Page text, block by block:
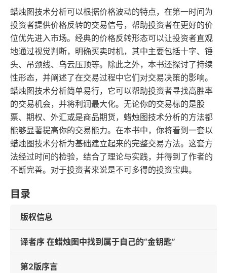
蜡烛图技术分析可以根据价格波动的特点，在第一时间为
投资者提供价格反转的交易信号，帮助投资者在更好的价
位优先进入市场。经典的价格反转形态可以让投资者直观
地通过视觉判断，明确买卖时机，其中主要包括十字、锤
头、吊颈线、乌云压顶等。除此之外，本书还探讨了持续
性形态，并阐述了在交易过程中它们对交易决策的影响。
蜡烛图技术分析简单易行，它可以帮助投资者寻找高胜率
的交易机会，并将利润最大化。无论你的交易标的是股
票、期权、外汇或是商品期货，蜡烛图技术分析的方法都
能够显著提高你的交易能力。在本书中，你将看到一套以
蜡烛图技术分析为基础建立起来的完整交易方法。这套方
法经过时间的检验，结合了理论与实践，并得到了作者的
不断完善。对于投资者来说是不可多得的投资宝典。
目录
版权信息
译者序 在蜡烛图中找到属于自己的“金钥匙”
第2版序言